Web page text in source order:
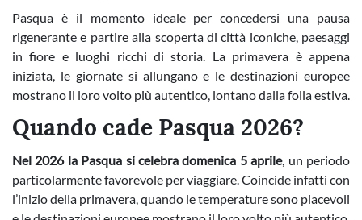
Pasqua è il momento ideale per concedersi una pausa
rigenerante e partire alla scoperta di città iconiche, paesaggi
in fiore e luoghi ricchi di storia. La primavera è appena
iniziata, le giornate si allungano e le destinazioni europee
mostrano il loro volto più autentico, lontano dalla folla estiva.
Quando cade Pasqua 2026?
Nel 2026 la Pasqua si celebra domenica 5 aprile, un periodo
particolarmente favorevole per viaggiare. Coincide infatti con
l’inizio della primavera, quando le temperature sono piacevoli